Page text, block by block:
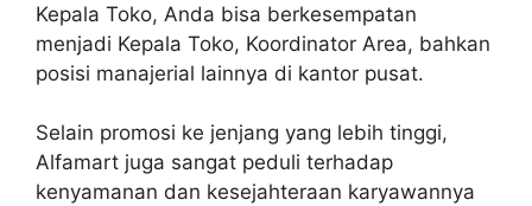
Kepala Toko, Anda bisa berkesempatan
menjadi Kepala Toko, Koordinator Area, bahkan
posisi manajerial lainnya di kantor pusat.
Selain promosi ke jenjang yang lebih tinggi,
Alfamart juga sangat peduli terhadap
kenyamanan dan kesejahteraan karyawannya